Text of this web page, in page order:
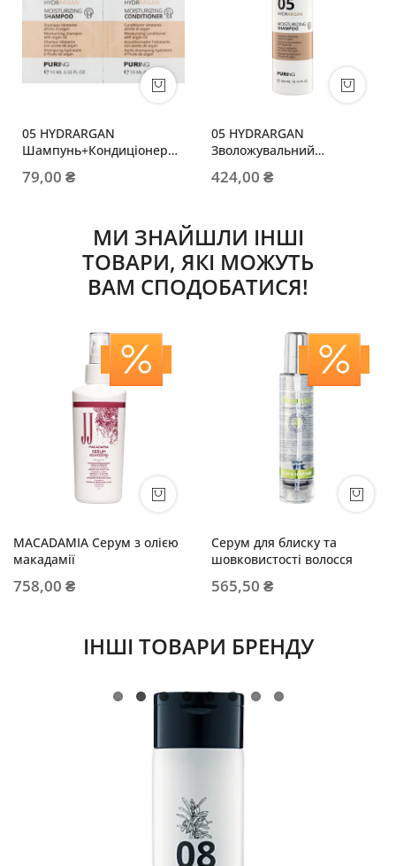
05 HYDRARGAN
Шампунь+Кондиціонер
79,00 ₴
05 HYDRARGAN
Зволожувальний
олією
424,00 ₴
МИ ЗНАЙШЛИ ІНШІ
ТОВАРИ, ЯКІ МОЖУТЬ
ВАМ СПОДОБАТИСЯ!
MACADAMIA Серум з олією
макадамії
758,00 ₴
Серум для блиску та
шовковистості волосся
565,50 ₴
ІНШІ ТОВАРИ БРЕНДУ